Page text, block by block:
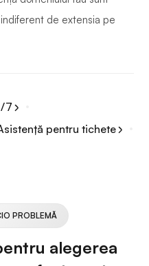
de extensia pe
7
pentru tichete
PROBLEMĂ
alegerea